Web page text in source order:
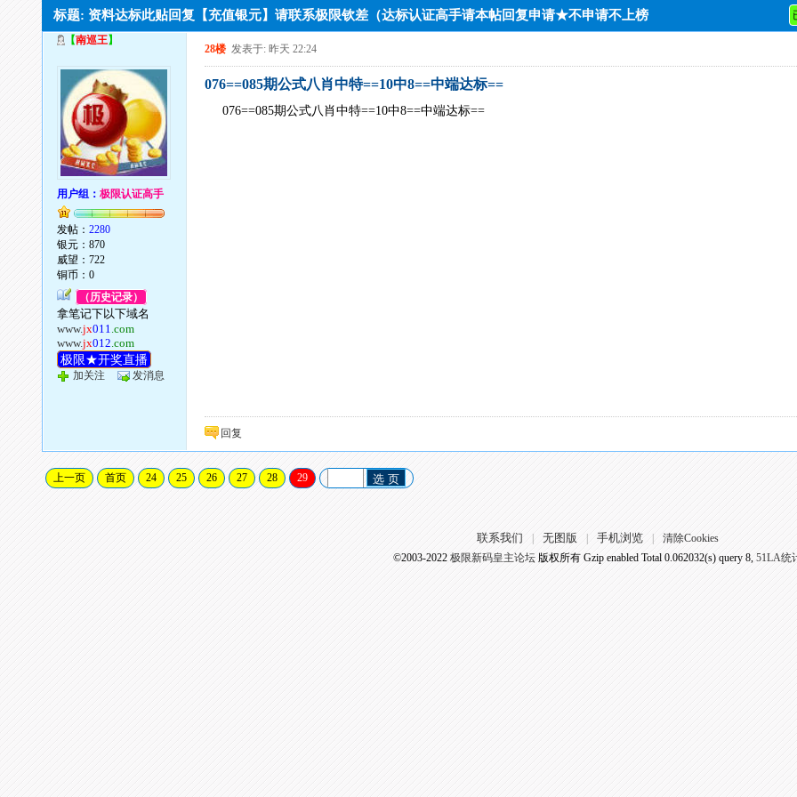
标题: 资料达标此贴回复【充值银元】请联系极限钦差（达标认证高手请本帖回复申请★不申请不上榜
【南巡王】
用户组：极限认证高手
发帖：2280
银元：870
威望：722
铜币：0
（历史记录）
拿笔记下以下域名
www.jx011.com
www.jx012.com
极限★开奖直播
加关注 发消息
28楼 发表于: 昨天 22:24
076==085期公式八肖中特==10中8==中端达标==
076==085期公式八肖中特==10中8==中端达标==
回复
上一页 首页 24 25 26 27 28 29 选 页
联系我们 无图版 手机浏览
清除Cookies
©2003-2022 极限新码皇主论坛版权所有 Gzip enabled Total 0.062032(s) query 8, 51LA统